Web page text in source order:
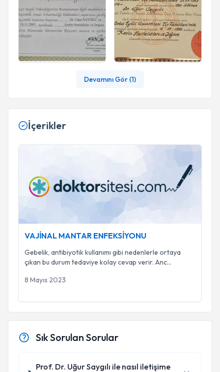
Devamını Gör (1)
İçerikler
VAJİNAL MANTAR ENFEKSİYONU
Gebelik, antibiyotik kullanımı gibi nedenlerle ortaya
çıkan bu durum tedaviye kolay cevap verir. Anc...
8 Mayıs 2023
Sık Sorulan Sorular
Prof. Dr. Uğur Saygılı ile nasıl iletişime